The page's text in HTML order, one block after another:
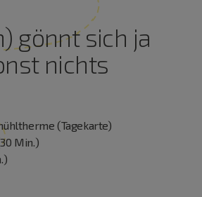
gönnt sich ja
nichts
(Tagekarte)
Min.)